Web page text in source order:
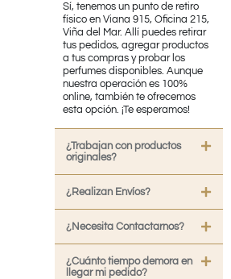
Sí, tenemos un punto de retiro
físico en Viana 915, Oficina 215,
Viña del Mar. Allí puedes retirar
tus pedidos, agregar productos
a tus compras y probar los
perfumes disponibles. Aunque
nuestra operación es 100%
online, también te ofrecemos
esta opción. ¡Te esperamos!
¿Trabajan con productos
originales?
¿Realizan Envíos?
¿Necesita Contactarnos?
¿Cuánto tiempo demora en
llegar mi pedido?